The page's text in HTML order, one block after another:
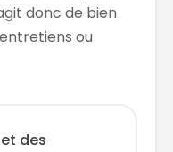
donc de bien
ou
des